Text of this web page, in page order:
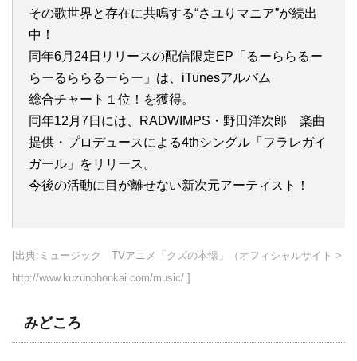
その歌世界と存在に共鳴する“さユりマニア”が続出
中！
同年6月24日リリースの配信限定EP「るーららるー
らーるららるーらー」は、iTunesアルバム
総合チャート１位！を獲得。
同年12月7日には、RADWIMPS・野田洋次郎 楽曲
提供・プロデュースによる4thシングル「フラレガイ
ガール」をリリース。
今後の活動に目が離せない新次元アーティスト！
[出典:ミュージック TVアニメ「クズの本懐」（オフィシャルサイト >
http://www.kuzunohonkai.com/music/ ]
みどころ